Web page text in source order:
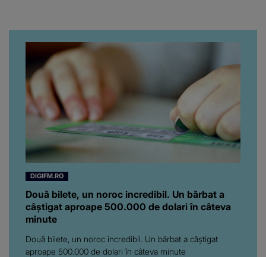
da, frumoasa iubită a lui
Florin Ristei e...
DIGIFM.RO
Două bilete, un noroc incredibil. Un bărbat a
câștigat aproape 500.000 de dolari în câteva
minute
Două bilete, un noroc incredibil. Un bărbat a câștigat
aproape 500.000 de dolari în câteva minute